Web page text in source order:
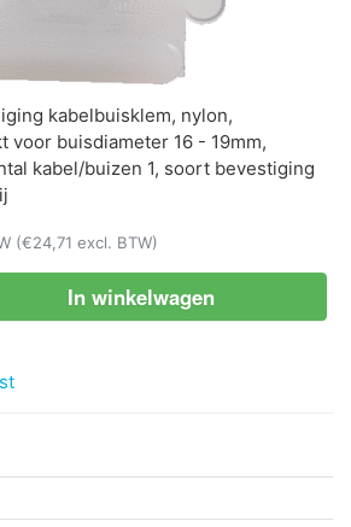
kabelbuisklem, nylon,
voor buisdiameter 16 - 19mm,
kabel/buizen 1, soort bevestiging
(€24,71 excl. BTW)
In winkelwagen